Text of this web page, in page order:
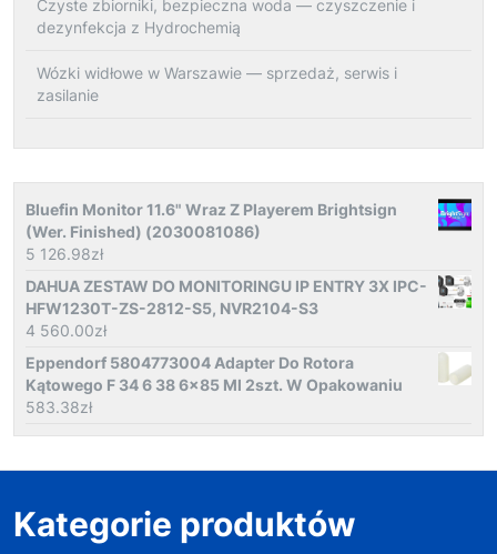
Czyste zbiorniki, bezpieczna woda — czyszczenie i
dezynfekcja z Hydrochemią
Wózki widłowe w Warszawie — sprzedaż, serwis i
zasilanie
Bluefin Monitor 11.6" Wraz Z Playerem Brightsign
(Wer. Finished) (2030081086)
5 126.98zł
DAHUA ZESTAW DO MONITORINGU IP ENTRY 3X IPC-
HFW1230T-ZS-2812-S5, NVR2104-S3
4 560.00zł
Eppendorf 5804773004 Adapter Do Rotora
Kątowego F 34 6 38 6x85 Ml 2szt. W Opakowaniu
583.38zł
Kategorie produktów